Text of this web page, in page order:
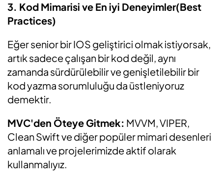
3. Kod Mimarisi ve En iyi Deneyimler(Best
Practices)
Eğer senior bir IOS geliştirici olmak istiyorsak,
artık sadece çalışan bir kod değil, aynı
zamanda sürdürülebilir ve genişletilebilir bir
kod yazma sorumluluğu da üstleniyoruz
demektir.
MVC'den Öteye Gitmek: MVVM, VIPER,
Clean Swift ve diğer popüler mimari desenleri
anlamalı ve projelerimizde aktif olarak
kullanmalıyız.